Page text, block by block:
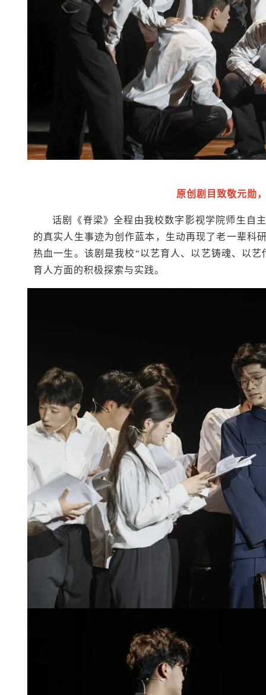
原创剧目致敬元勋
话剧《脊梁》全程由我校数字影视学院师生自
的真实人生事迹为创作蓝本，生动再现了老一辈科
热血一生。该剧是我校“以艺育人、以艺铸魂、以
育人方面的积极探索与实践。